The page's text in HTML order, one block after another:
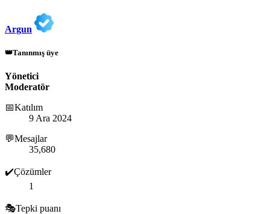
Argun
👑Tanınmış üye
Yönetici
Moderatör
📅Katılım
9 Ara 2024
💬Mesajlar
35,680
✔️Çözümler
1
🎭Tepki puanı